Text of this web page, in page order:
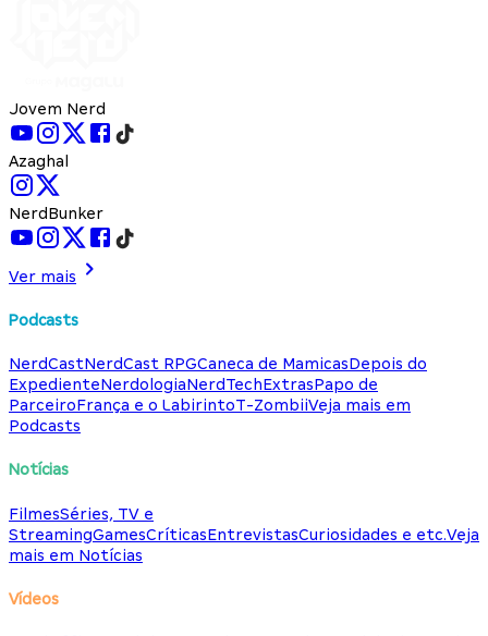
Jovem Nerd
Azaghal
NerdBunker
Ver mais
Podcasts
NerdCastNerdCast RPGCaneca de MamicasDepois do
ExpedienteNerdologiaNerdTechExtrasPapo de
ParceiroFrança e o LabirintoT-ZombiiVeja mais em
Podcasts
Notícias
FilmesSéries, TV e
StreamingGamesCríticasEntrevistasCuriosidades e etc.Veja
mais em Notícias
Vídeos